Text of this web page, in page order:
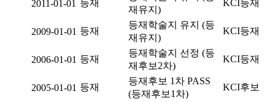
2011-01-01 등재
재유지)
KCI등재
2009-01-01 등재
등재학술지 유지 (등
재유지)
KCI등재
2006-01-01 등재
등재학술지 선정 (등
재후보2차)
KCI등재
2005-01-01 등재
등재후보 1차 PASS
(등재후보1차)
KCI후보